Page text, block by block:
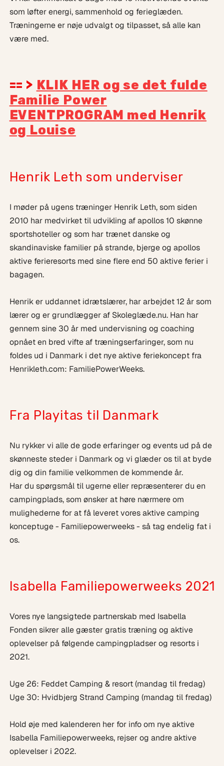
som løfter energi, sammenhold og ferieglæden.
Træningerne er nøje udvalgt og tilpasset, så alle kan
være med.
== > KLIK HER og se det fulde
Familie Power
EVENTPROGRAM med Henrik
og Louise
Henrik Leth som underviser
I møder på ugens træninger Henrik Leth, som siden
2010 har medvirket til udvikling af apollos 10 skønne
sportshoteller og som har trænet danske og
skandinaviske familier på strande, bjerge og apollos
aktive ferieresorts med sine flere end 50 aktive ferier i
bagagen.
Henrik er uddannet idrætslærer, har arbejdet 12 år som
lærer og er grundlægger af Skoleglæde.nu. Han har
gennem sine 30 år med undervisning og coaching
opnået en bred vifte af træningserfaringer, som nu
foldes ud i Danmark i det nye aktive feriekoncept fra
Henrikleth.com: FamiliePowerWeeks.
Fra Playitas til Danmark
Nu rykker vi alle de gode erfaringer og events ud på de
skønneste steder i Danmark og vi glæder os til at byde
dig og din familie velkommen de kommende år.
Har du spørgsmål til ugerne eller repræsenterer du en
campingplads, som ønsker at høre nærmere om
mulighederne for at få leveret vores aktive camping
konceptuge - Familiepowerweeks - så tag endelig fat i
os.
Isabella Familiepowerweeks 2021
Vores nye langsigtede partnerskab med Isabella
Fonden sikrer alle gæster gratis træning og aktive
oplevelser på følgende campingpladser og resorts i
2021.
Uge 26: Feddet Camping & resort (mandag til fredag)
Uge 30: Hvidbjerg Strand Camping (mandag til fredag)
Hold øje med kalenderen her for info om nye aktive
Isabella Familiepowerweeks, rejser og andre aktive
oplevelser i 2022.